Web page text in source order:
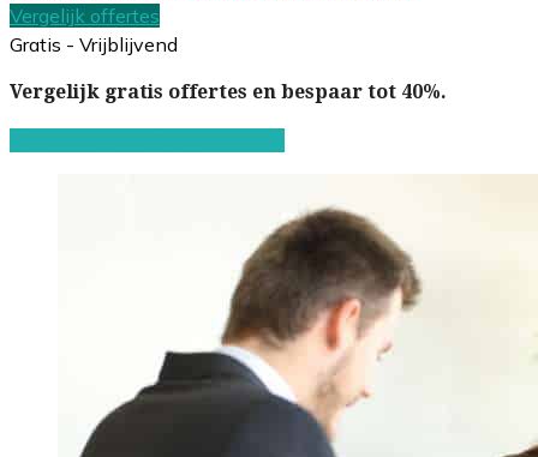
Vergelijk offertes
Gratis - Vrijblijvend
Vergelijk gratis offertes en bespaar tot 40%.